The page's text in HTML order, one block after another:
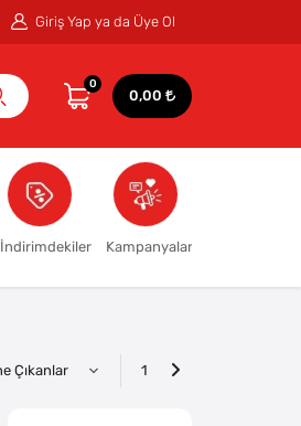
Giriş Yap ya da Üye Ol
0
0,00
İndirimdekiler Kampanyalar
1